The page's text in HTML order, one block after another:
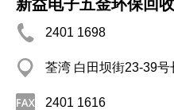
新益电子五金环保回
2401 1698
荃湾 白田坝街23-39
2401 1616